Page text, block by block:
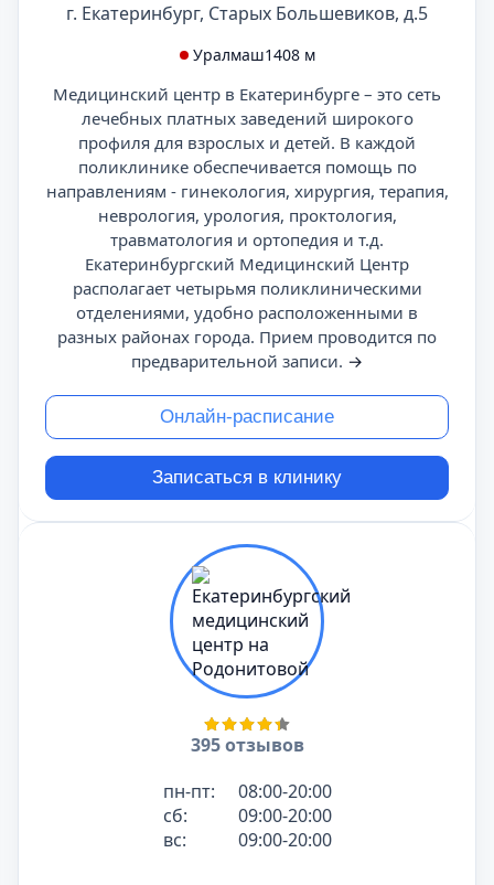
г. Екатеринбург, Старых Большевиков, д.5
Уралмаш1408 м
Медицинский центр в Екатеринбурге – это сеть
лечебных платных заведений широкого
профиля для взрослых и детей. В каждой
поликлинике обеспечивается помощь по
направлениям - гинекология, хирургия, терапия,
неврология, урология, проктология,
травматология и ортопедия и т.д.
Екатеринбургский Медицинский Центр
располагает четырьмя поликлиническими
отделениями, удобно расположенными в
разных районах города. Прием проводится по
предварительной записи. →
Онлайн-расписание
Записаться в клинику
395 отзывов
пн-пт:
08:00-20:00
сб:
09:00-20:00
вс:
09:00-20:00